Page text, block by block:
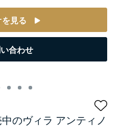
見る
合わせ
のヴィラ アンティノ